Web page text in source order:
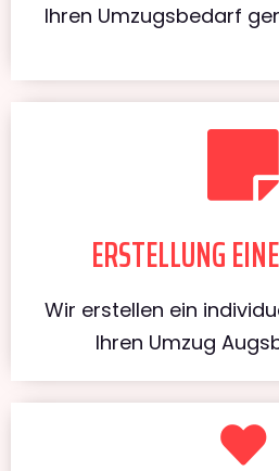
Ihren Umzugsbedarf
ERSTELLUNG
Wir erstellen ein
Ihren Umzug